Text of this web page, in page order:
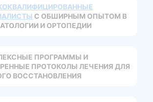
С ОБШИРНЫМ ОПЫТОМ В
И ОРТОПЕДИИ
ПРОГРАММЫ И
ПРОТОКОЛЫ ЛЕЧЕНИЯ ДЛЯ
ВОССТАНОВЛЕНИЯ